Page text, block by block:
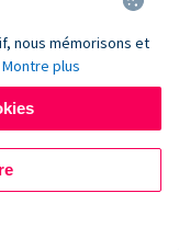
on Donorbox
nous mémorisons et
Montre plus